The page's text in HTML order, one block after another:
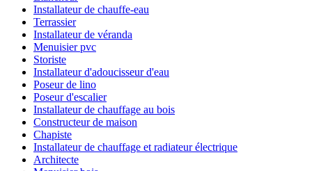
Installateur de chauffe-eau
Terrassier
Installateur de véranda
Menuisier pvc
Storiste
Installateur d'adoucisseur d'eau
Poseur de lino
Poseur d'escalier
Installateur de chauffage au bois
Constructeur de maison
Chapiste
Installateur de chauffage et radiateur électrique
Architecte